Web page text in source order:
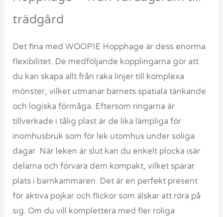
trädgård
Det fina med WOOPIE Hopphage är dess enorma
flexibilitet. De medföljande kopplingarna gör att
du kan skapa allt från raka linjer till komplexa
mönster, vilket utmanar barnets spatiala tänkande
och logiska förmåga. Eftersom ringarna är
tillverkade i tålig plast är de lika lämpliga för
inomhusbruk som för lek utomhus under soliga
dagar. När leken är slut kan du enkelt plocka isär
delarna och förvara dem kompakt, vilket sparar
plats i barnkammaren. Det är en perfekt present
för aktiva pojkar och flickor som älskar att röra på
sig. Om du vill komplettera med fler roliga